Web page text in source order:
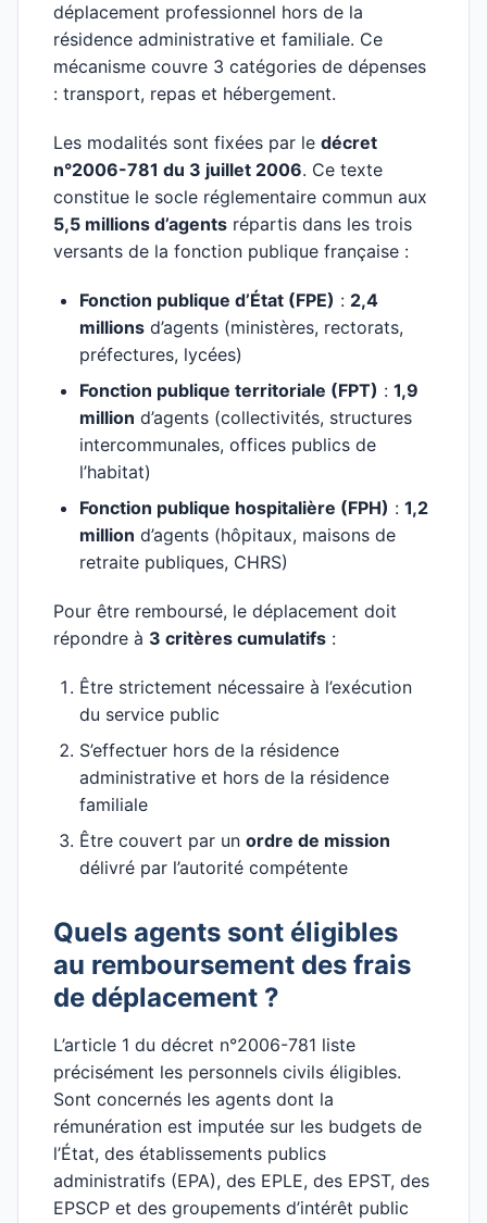
déplacement professionnel hors de la
résidence administrative et familiale. Ce
mécanisme couvre 3 catégories de dépenses
: transport, repas et hébergement.
Les modalités sont fixées par le décret
n°2006-781 du 3 juillet 2006. Ce texte
constitue le socle réglementaire commun aux
5,5 millions d’agents répartis dans les trois
versants de la fonction publique française :
Fonction publique d’État (FPE) : 2,4
millions d’agents (ministères, rectorats,
préfectures, lycées)
Fonction publique territoriale (FPT) : 1,9
million d’agents (collectivités, structures
intercommunales, offices publics de
l’habitat)
Fonction publique hospitalière (FPH) : 1,2
million d’agents (hôpitaux, maisons de
retraite publiques, CHRS)
Pour être remboursé, le déplacement doit
répondre à 3 critères cumulatifs :
Être strictement nécessaire à l’exécution
du service public
S’effectuer hors de la résidence
administrative et hors de la résidence
familiale
Être couvert par un ordre de mission
délivré par l’autorité compétente
Quels agents sont éligibles
au remboursement des frais
de déplacement ?
L’article 1 du décret n°2006-781 liste
précisément les personnels civils éligibles.
Sont concernés les agents dont la
rémunération est imputée sur les budgets de
l’État, des établissements publics
administratifs (EPA), des EPLE, des EPST, des
EPSCP et des groupements d’intérêt public